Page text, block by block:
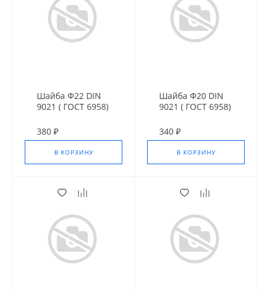
Шайба Ф22 DIN
9021 ( ГОСТ 6958)
380 ₽
В КОРЗИНУ
Шайба Ф20 DIN
9021 ( ГОСТ 6958)
340 ₽
В КОРЗИНУ